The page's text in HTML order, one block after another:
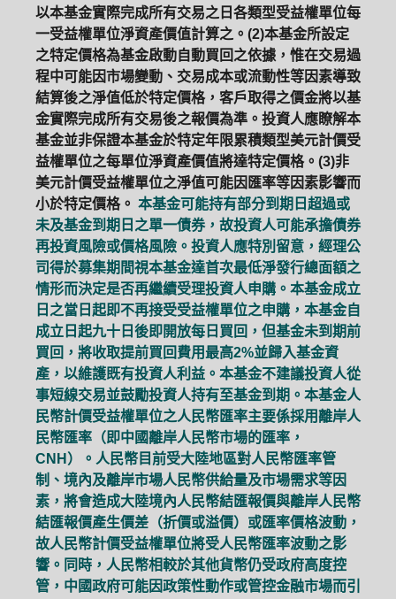
以本基金實際完成所有交易之日各類型受益權單位每
一受益權單位淨資產價值計算之。(2)本基金所設定
之特定價格為基金啟動自動買回之依據，惟在交易過
程中可能因市場變動、交易成本或流動性等因素導致
結算後之淨值低於特定價格，客戶取得之價金將以基
金實際完成所有交易後之報價為準。投資人應瞭解本
基金並非保證本基金於特定年限累積類型美元計價受
益權單位之每單位淨資產價值將達特定價格。(3)非
美元計價受益權單位之淨值可能因匯率等因素影響而
小於特定價格。 本基金可能持有部分到期日超過或
未及基金到期日之單一債券，故投資人可能承擔債券
再投資風險或價格風險。投資人應特別留意，經理公
司得於募集期間視本基金達首次最低淨發行總面額之
情形而決定是否再繼續受理投資人申購。本基金成立
日之當日起即不再接受受益權單位之申購，本基金自
成立日起九十日後即開放每日買回，但基金未到期前
買回，將收取提前買回費用最高2%並歸入基金資
產，以維護既有投資人利益。本基金不建議投資人從
事短線交易並鼓勵投資人持有至基金到期。本基金人
民幣計價受益權單位之人民幣匯率主要係採用離岸人
民幣匯率（即中國離岸人民幣市場的匯率，
CNH）。人民幣目前受大陸地區對人民幣匯率管
制、境內及離岸市場人民幣供給量及市場需求等因
素，將會造成大陸境內人民幣結匯報價與離岸人民幣
結匯報價產生價差（折價或溢價）或匯率價格波動，
故人民幣計價受益權單位將受人民幣匯率波動之影
響。同時，人民幣相較於其他貨幣仍受政府高度控
管，中國政府可能因政策性動作或管控金融市場而引